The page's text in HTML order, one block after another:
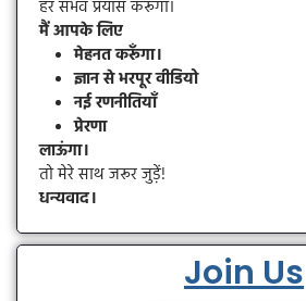
हर संभव प्रयास करूँगा।
मैं आपके लिए
मेहनत करूँगा।
ज्ञान से भरपूर वीडियो
नई रणनीतियाँ
प्रेरणा
लाऊंगा।
तो मेरे साथ जरूर जुड़ें!
धन्यवाद।
Join Us